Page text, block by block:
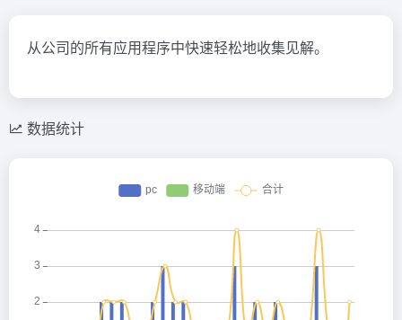
从公司的所有应用程序中快速轻松地收集见解。
数据统计